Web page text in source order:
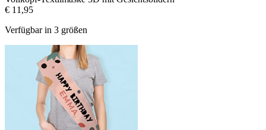
€ 11,95
Verfügbar in 3 größen